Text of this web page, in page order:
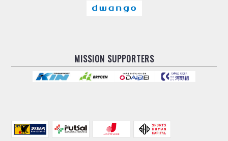
MISSION SUPPORTERS